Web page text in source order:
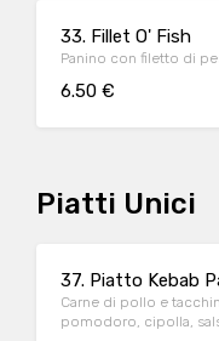
33. Fillet O' Fish
Panino con filetto di
6.50 €
Piatti Unici
37. Piatto Kebab
Carne di pollo e
pomodoro, cipolla,